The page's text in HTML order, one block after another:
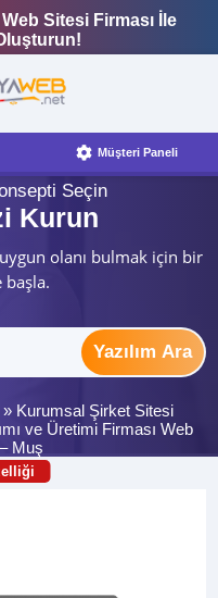
Sitesi Firması İle
Müşteri Paneli
Seçin
Kurun
olanı bulmak için bir
başla.
Yazılım Ara
Kurumsal Şirket Sitesi
ve Üretimi Firması Web
Muş